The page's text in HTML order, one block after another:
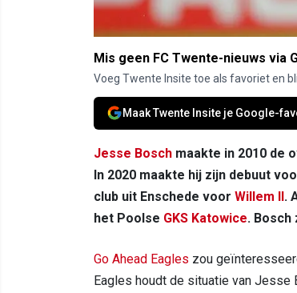
Mis geen FC Twente-nieuws via
Voeg Twente Insite toe als favoriet en
Maak Twente Insite je Google-
Jesse Bosch maakte in 2010 de
In 2020 maakte hij zijn debuut
club uit Enschede voor Willem II.
het Poolse GKS Katowice. Bosch
Go Ahead Eagles zou
Eagles houdt de situatie van